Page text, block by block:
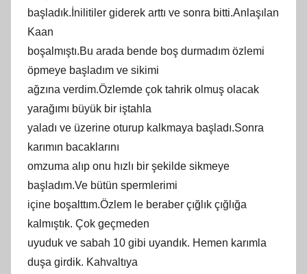
başladık.İnilitiler giderek arttı ve sonra bitti.Anlaşılan
Kaan
boşalmıştı.Bu arada bende boş durmadım özlemi
öpmeye başladım ve sikimi
ağzına verdim.Özlemde çok tahrik olmuş olacak
yarağımı büyük bir iştahla
yaladı ve üzerine oturup kalkmaya başladı.Sonra
karımın bacaklarını
omzuma alıp onu hızlı bir şekilde sikmeye
başladım.Ve bütün spermlerimi
içine boşalttım.Özlem le beraber çığlık çığlığa
kalmıştık. Çok geçmeden
uyuduk ve sabah 10 gibi uyandık. Hemen karımla
duşa girdik. Kahvaltıya